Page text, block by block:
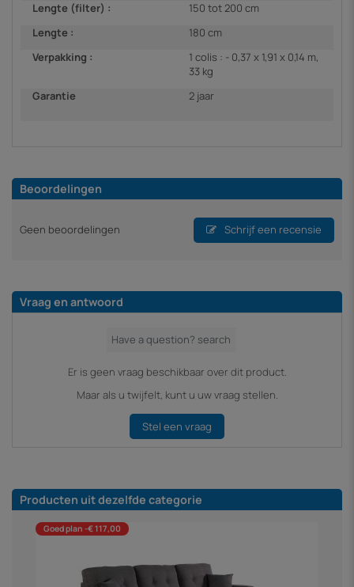
Lengte (filter) :
150 tot 200 cm
Lengte :
180 cm
Verpakking :
1 colis : - 0,37 x 1,91 x 0,14 m,
33 kg
Garantie
2 jaar
Beoordelingen
Geen beoordelingen Schrijf een recensie
Vraag en antwoord
Er is geen vraag beschikbaar over dit product.
Maar als u twijfelt, kunt u uw vraag stellen.
Stel een vraag
Producten uit dezelfde categorie
Goed plan -€ 117,00